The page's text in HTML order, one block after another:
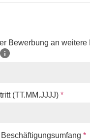
Bewerbung an weitere
(TT.MM.JJJJ) *
*